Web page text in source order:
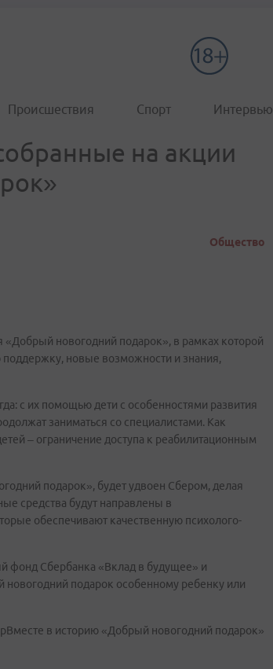
Происшествия Спорт Интервью
на акции
Общество
«Добрый новогодний подарок», в рамках которой
поддержку, новые возможности и знания,
с их помощью дети с особенностями развития
заниматься со специалистами. Как
– ограничение доступа к реабилитационным
подарок», будет удвоен Сбером, делая
средства будут направлены в
обеспечивают качественную психолого-
фонд Сбербанка «Вклад в будущее» и
новогодний подарок особенному ребенку или
в историю «Добрый новогодний подарок»